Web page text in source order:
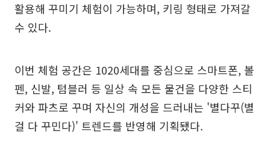
활용해 꾸미기 체험이 가능하며, 키링 형태로 가져갈
수 있다.
이번 체험 공간은 1020세대를 중심으로 스마트폰, 볼
펜, 신발, 텀블러 등 일상 속 모든 물건을 다양한 스티
커와 파츠로 꾸며 자신의 개성을 드러내는 '별다꾸(별
걸 다 꾸민다)' 트렌드를 반영해 기획됐다.